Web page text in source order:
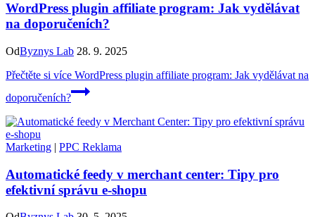
WordPress plugin affiliate program: Jak vydělávat
na doporučeních?
OdByznys Lab 28. 9. 2025
Přečtěte si více WordPress plugin affiliate program: Jak vydělávat na
doporučeních?
Marketing | PPC Reklama
Automatické feedy v merchant center: Tipy pro
efektivní správu e-shopu